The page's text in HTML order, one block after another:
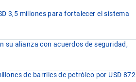
3,5 millones para fortalecer el sistema
su alianza con acuerdos de seguridad,
de barriles de petróleo por USD 872